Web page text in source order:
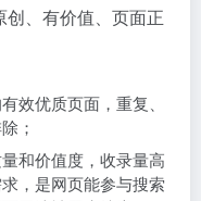
创、有价值、页面正
效优质页面，重复、
；
和价值度，收录量高
，是网页能参与搜索